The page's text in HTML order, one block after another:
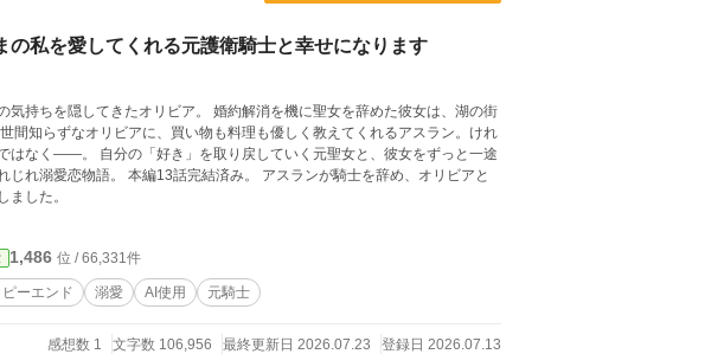
私を愛してくれる元護衛騎士と幸せになります
ビア。 婚約解消を機に聖女を辞めた彼女は、湖の街
元聖女と、彼女をずっと一途
アスランが騎士を辞め、オリビアと
ました。
1,486 位 / 66,331件
ーエンド 溺愛 AI使用 元騎士
感想数 1 文字数 106,956 最終更新日 2026.07.23 登録日 2026.07.13